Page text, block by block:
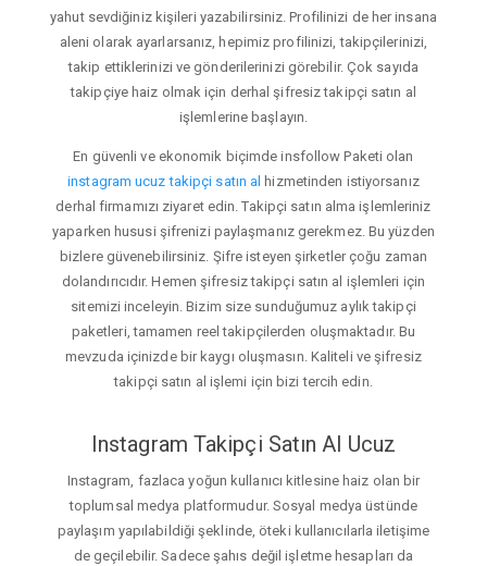
yahut sevdiğiniz kişileri yazabilirsiniz. Profilinizi de her insana
aleni olarak ayarlarsanız, hepimiz profilinizi, takipçilerinizi,
takip ettiklerinizi ve gönderilerinizi görebilir. Çok sayıda
takipçiye haiz olmak için derhal şifresiz takipçi satın al
işlemlerine başlayın.
En güvenli ve ekonomik biçimde insfollow Paketi olan
instagram ucuz takipçi satın al hizmetinden istiyorsanız
derhal firmamızı ziyaret edin. Takipçi satın alma işlemleriniz
yaparken hususi şifrenizi paylaşmanız gerekmez. Bu yüzden
bizlere güvenebilirsiniz. Şifre isteyen şirketler çoğu zaman
dolandırıcıdır. Hemen şifresiz takipçi satın al işlemleri için
sitemizi inceleyin. Bizim size sunduğumuz aylık takipçi
paketleri, tamamen reel takipçilerden oluşmaktadır. Bu
mevzuda içinizde bir kaygı oluşmasın. Kaliteli ve şifresiz
takipçi satın al işlemi için bizi tercih edin.
Instagram Takipçi Satın Al Ucuz
Instagram, fazlaca yoğun kullanıcı kitlesine haiz olan bir
toplumsal medya platformudur. Sosyal medya üstünde
paylaşım yapılabildiği şeklinde, öteki kullanıcılarla iletişime
de geçilebilir. Sadece şahıs değil işletme hesapları da